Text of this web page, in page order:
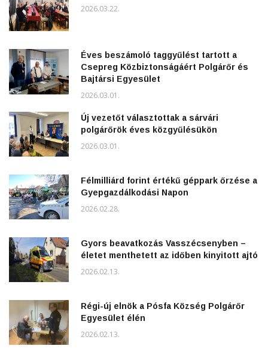
2026.03.22.
Éves beszámoló taggyűlést tartott a
Csepreg Közbiztonságáért Polgárőr és
Bajtársi Egyesület
2026.03.01.
Új vezetőt választottak a sárvári
polgárőrök éves közgyűlésükön
2026.03.01.
Félmilliárd forint értékű géppark őrzése a
Gyepgazdálkodási Napon
2026.02.28.
Gyors beavatkozás Vasszécsenyben –
életet menthetett az időben kinyitott ajtó
2026.02.13.
Régi-új elnök a Pósfa Község Polgárőr
Egyesület élén
2026.02.13.